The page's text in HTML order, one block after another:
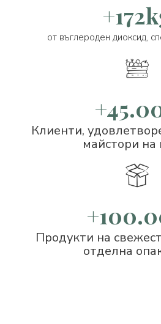
от въглероден диоксид,
Клиенти,
майстори на
Продукти на
отделна